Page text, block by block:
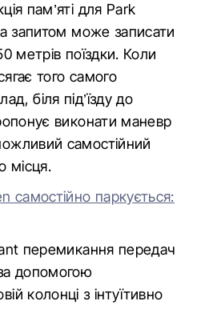
пам’яті для Park
запитом може записати
метрів поїздки. Коли
того самого
біля під’їзду до
виконати маневр
самостійний
місця.
самостійно паркується:
перемикання передач
допомогою
колонці з інтуїтивно